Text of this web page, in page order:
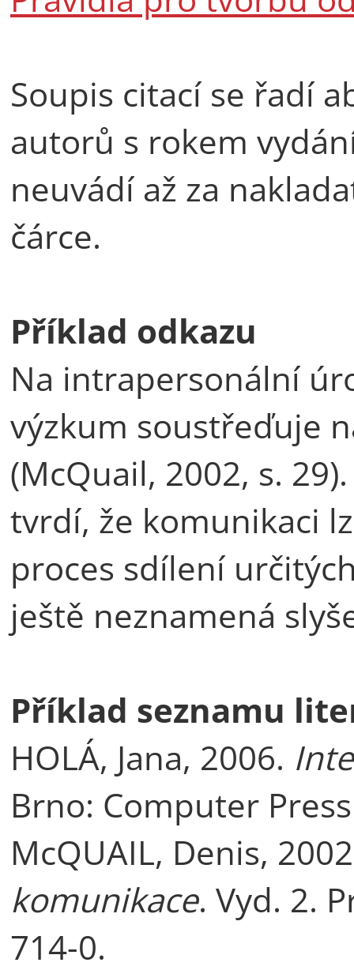
Soupis citací se řadí
autorů s rokem
neuvádí až za
čárce.
Příklad odkazu
Na intrapersonální
výzkum soustřeďuje
(McQuail, 2002, s.
tvrdí, že komunikaci
proces sdílení
ještě neznamená
Příklad seznamu
HOLÁ, Jana, 2006.
Brno: Computer
McQUAIL, Denis,
komunikace. Vyd. 2.
714-0.